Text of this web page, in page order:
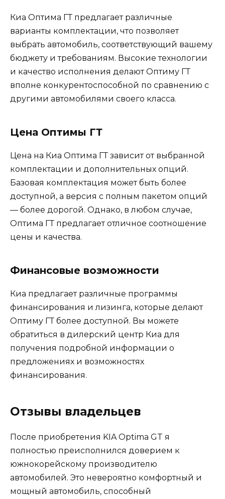
Киа Оптима ГТ предлагает различные
варианты комплектации, что позволяет
выбрать автомобиль, соответствующий вашему
бюджету и требованиям. Высокие технологии
и качество исполнения делают Оптиму ГТ
вполне конкурентоспособной по сравнению с
другими автомобилями своего класса.
Цена Оптимы ГТ
Цена на Киа Оптима ГТ зависит от выбранной
комплектации и дополнительных опций.
Базовая комплектация может быть более
доступной, а версия с полным пакетом опций
— более дорогой. Однако, в любом случае,
Оптима ГТ предлагает отличное соотношение
цены и качества.
Финансовые возможности
Киа предлагает различные программы
финансирования и лизинга, которые делают
Оптиму ГТ более доступной. Вы можете
обратиться в дилерский центр Киа для
получения подробной информации о
предложениях и возможностях
финансирования.
Отзывы владельцев
После приобретения KIA Optima GT я
полностью преисполнился доверием к
южнокорейскому производителю
автомобилей. Это невероятно комфортный и
мощный автомобиль, способный